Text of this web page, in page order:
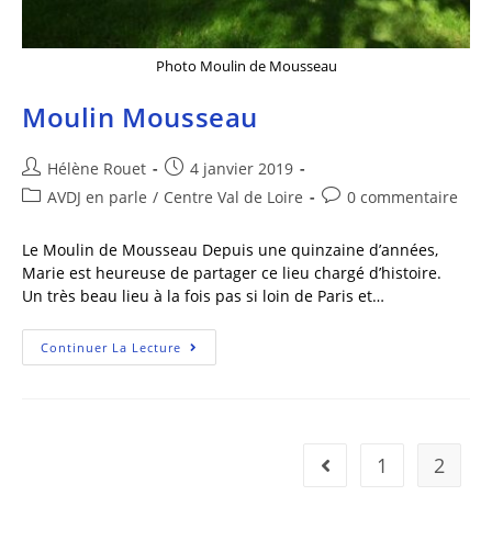
Photo Moulin de Mousseau
Moulin Mousseau
Hélène Rouet
4 janvier 2019
AVDJ en parle / Centre Val de Loire 0 commentaire
Le Moulin de Mousseau Depuis une quinzaine d’années,
Marie est heureuse de partager ce lieu chargé d’histoire.
Un très beau lieu à la fois pas si loin de Paris et…
Continuer La Lecture
1 2